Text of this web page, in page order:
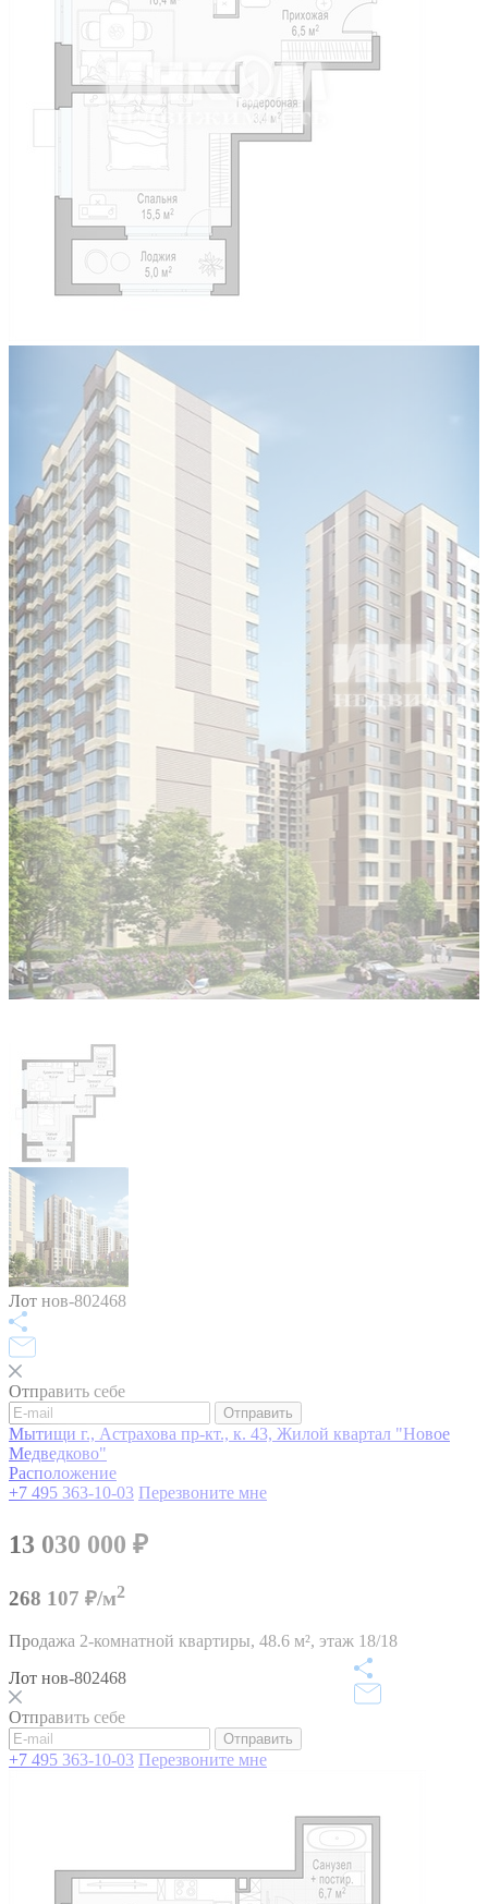
Лот нов-802468
Отправить себе
Отправить
Мытищи г., Астрахова пр-кт., к. 43, Жилой квартал "Новое
Медведково"
Расположение
+7 495 363-10-03 Перезвоните мне
13 030 000 ₽
268 107 ₽/м2
Продажа 2-комнатной квартиры, 48.6 м², этаж 18/18
Лот нов-802468
Отправить себе
Отправить
+7 495 363-10-03 Перезвоните мне